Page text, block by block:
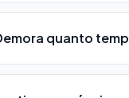
quanto